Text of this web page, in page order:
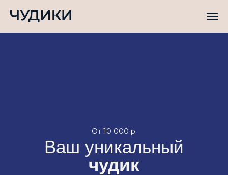
Ваш уникальный
чудик
От 10 000 р.